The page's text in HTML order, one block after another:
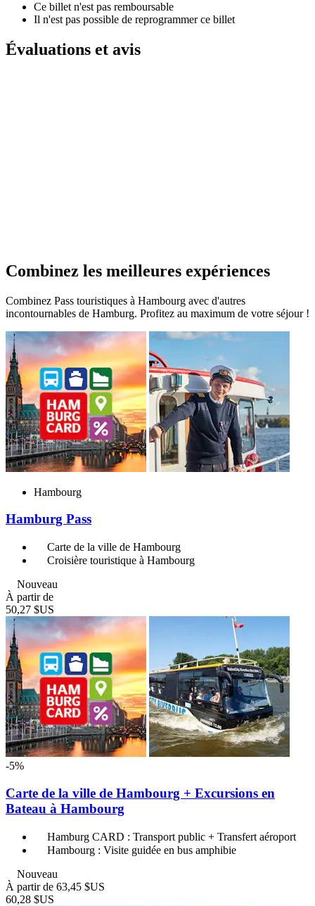
Ce billet n'est pas remboursable
Il n'est pas possible de reprogrammer ce billet
Évaluations et avis
Combinez les meilleures expériences
Combinez Pass touristiques à Hambourg avec d'autres
incontournables de Hamburg. Profitez au maximum de votre séjour !
Hambourg
Hamburg Pass
Carte de la ville de Hambourg
Croisière touristique à Hambourg
Nouveau
À partir de
50,27 $US
-5%
Carte de la ville de Hambourg + Excursions en
Bateau à Hambourg
Hamburg CARD : Transport public + Transfert aéroport
Hambourg : Visite guidée en bus amphibie
Nouveau
À partir de 63,45 $US
60,28 $US